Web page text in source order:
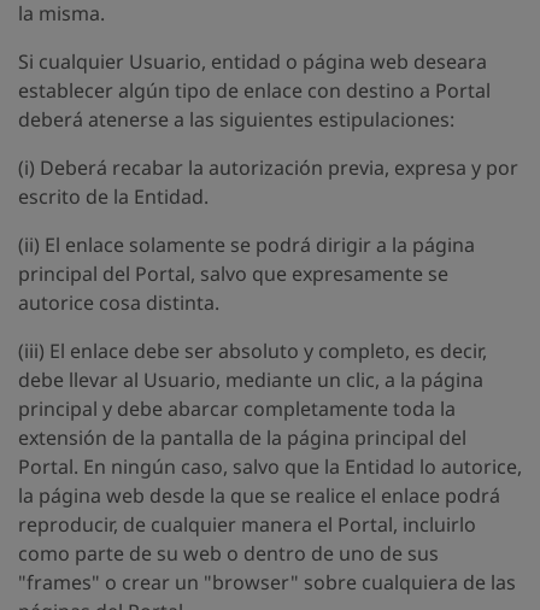
la misma.
Si cualquier Usuario, entidad o página web deseara
establecer algún tipo de enlace con destino a Portal
deberá atenerse a las siguientes estipulaciones:
(i) Deberá recabar la autorización previa, expresa y por
escrito de la Entidad.
(ii) El enlace solamente se podrá dirigir a la página
principal del Portal, salvo que expresamente se
autorice cosa distinta.
(iii) El enlace debe ser absoluto y completo, es decir,
debe llevar al Usuario, mediante un clic, a la página
principal y debe abarcar completamente toda la
extensión de la pantalla de la página principal del
Portal. En ningún caso, salvo que la Entidad lo autorice,
la página web desde la que se realice el enlace podrá
reproducir, de cualquier manera el Portal, incluirlo
como parte de su web o dentro de uno de sus
"frames" o crear un "browser" sobre cualquiera de las